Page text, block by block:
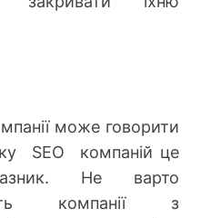
може говорити
SEO компаній це
Не варто
компанії з